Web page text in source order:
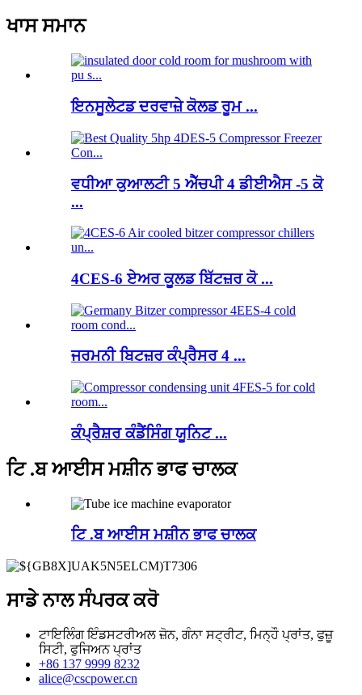
ਖਾਸ ਸਮਾਨ
ਇਨਸੂਲੇਟਡ ਦਰਵਾਜ਼ੇ ਕੋਲਡ ਰੂਮ ...
ਵਧੀਆ ਕੁਆਲਟੀ 5 ਐੱਚਪੀ 4 ਡੀਈਐਸ -5 ਕੋ
...
4CES-6 ਏਅਰ ਕੂਲਡ ਬਿੱਟਜ਼ਰ ਕੋ ...
ਜਰਮਨੀ ਬਿਟਜ਼ਰ ਕੰਪ੍ਰੈਸਰ 4 ...
ਕੰਪ੍ਰੈਸ਼ਰ ਕੰਡੈਂਸਿੰਗ ਯੂਨਿਟ ...
ਟਿ .ਬ ਆਈਸ ਮਸ਼ੀਨ ਭਾਫ ਚਾਲਕ
ਟਿ .ਬ ਆਈਸ ਮਸ਼ੀਨ ਭਾਫ ਚਾਲਕ
ਸਾਡੇ ਨਾਲ ਸੰਪਰਕ ਕਰੋ
ਟਾਇਲਿੰਗ ਇੰਡਸਟਰੀਅਲ ਜ਼ੋਨ, ਗੰਨਾ ਸਟ੍ਰੀਟ, ਮਿਨ੍ਹੌ ਪ੍ਰਾਂਤ, ਫੁਜ਼ੂ
ਸਿਟੀ, ਫੁਜਿਅਨ ਪ੍ਰਾਂਤ
+86 137 9999 8232
alice@cscpower.cn